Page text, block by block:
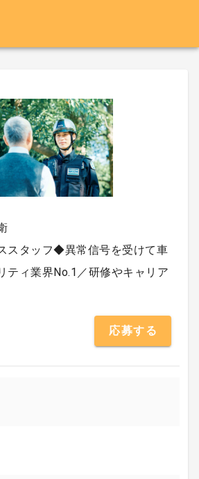
スタッフ◆異常信号を受けて車
ティ業界No.1／研修やキャリア
応募する